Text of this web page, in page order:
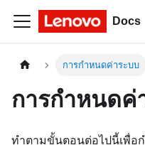
Docs
การกำหนดค่าระบบ
การกำหนดค่
ทำตามขั้นตอนต่อไปนี้เพื่อ